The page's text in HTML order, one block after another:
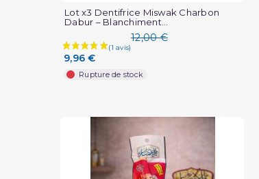
(2 avis)
Lot x3 Dentifrice Miswak Charbon
Dabur – Blanchiment...
12,00 €
9,96 €
Rupture de stock